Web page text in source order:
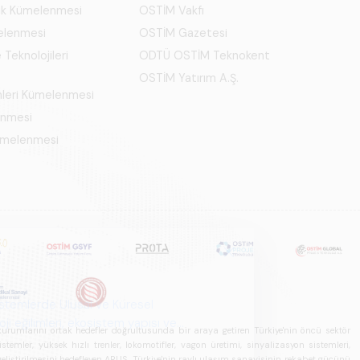
Kümelenmesi
Teknolojileri
Kümelenmesi
OSTİM Vakfı
OSTİM Gazetesi
ODTÜ OSTİM Teknokent
OSTİM Yatırım A.Ş.
ortak hedefler doğrultusunda bir araya getiren Türkiye'nin öncü sektör
yüksek hızlı trenler, lokomotifler, vagon üretimi, sinyalizasyon sistemleri,